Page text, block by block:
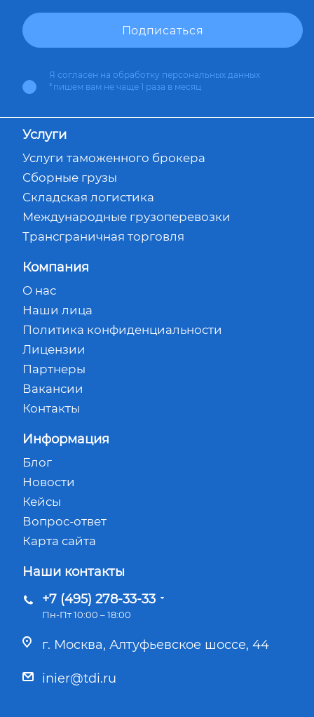
Я согласен на обработку персональных данных
*пишем вам не чаще 1 раза в месяц
Услуги
Услуги таможенного брокера
Сборные грузы
Складская логистика
Международные грузоперевозки
Трансграничная торговля
Компания
О нас
Наши лица
Политика конфиденциальности
Лицензии
Партнеры
Вакансии
Контакты
Информация
Блог
Новости
Кейсы
Вопрос-ответ
Карта сайта
Наши контакты
+7 (495) 278-33-33
Пн-Пт 10:00 – 18:00
г. Москва, Алтуфьевское шоссе, 44
inier@tdi.ru